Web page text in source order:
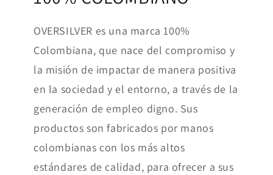
OVERSILVER es una marca 100%
Colombiana, que nace del compromiso y
la misión de impactar de manera positiva
en la sociedad y el entorno, a través de la
generación de empleo digno. Sus
productos son fabricados por manos
colombianas con los más altos
estándares de calidad, para ofrecer a sus